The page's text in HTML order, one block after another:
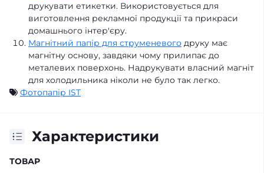
друкувати етикетки. Використовується для
виготовлення рекламної продукції та прикраси
домашнього інтер'єру.
Магнітний папір для струменевого друку має
магнітну основу, завдяки чому прилипає до
металевих поверхонь. Надрукувати власний магніт
для холодильника ніколи не було так легко.
Фотопапір IST
Характеристики
ТОВАР